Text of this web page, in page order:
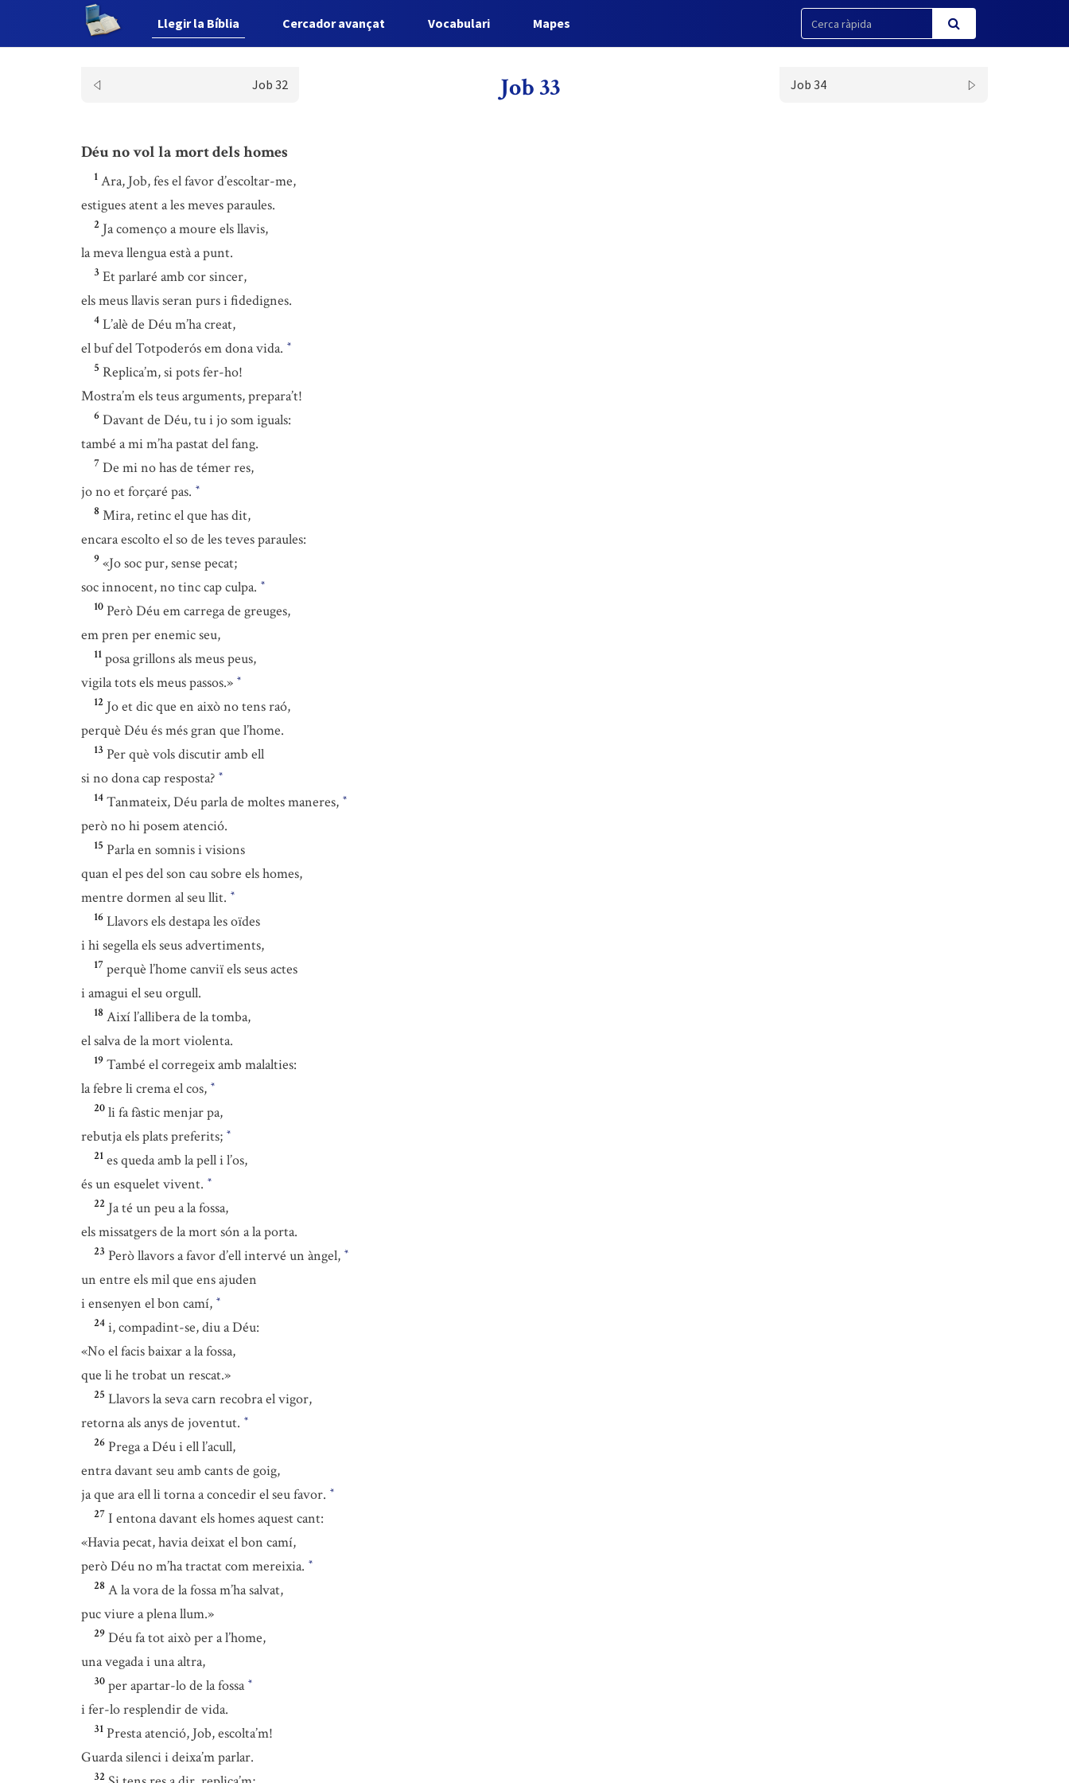
Llegir la Bíblia Cercador avançat Vocabulari Mapes
Job 32 Job 33 Job 34
Déu no vol la mort dels homes
1 Ara, Job, fes el favor d’escoltar-me,
estigues atent a les meves paraules.
2 Ja començo a moure els llavis,
la meva llengua està a punt.
3 Et parlaré amb cor sincer,
els meus llavis seran purs i fidedignes.
4 L’alè de Déu m’ha creat,
el buf del Totpoderós em dona vida. *
5 Replica’m, si pots fer-ho!
Mostra’m els teus arguments, prepara’t!
6 Davant de Déu, tu i jo som iguals:
també a mi m’ha pastat del fang.
7 De mi no has de témer res,
jo no et forçaré pas. *
8 Mira, retinc el que has dit,
encara escolto el so de les teves paraules:
9 «Jo soc pur, sense pecat;
soc innocent, no tinc cap culpa. *
10 Però Déu em carrega de greuges,
em pren per enemic seu,
11 posa grillons als meus peus,
vigila tots els meus passos.» *
12 Jo et dic que en això no tens raó,
perquè Déu és més gran que l’home.
13 Per què vols discutir amb ell
si no dona cap resposta? *
14 Tanmateix, Déu parla de moltes maneres, *
però no hi posem atenció.
15 Parla en somnis i visions
quan el pes del son cau sobre els homes,
mentre dormen al seu llit. *
16 Llavors els destapa les oïdes
i hi segella els seus advertiments,
17 perquè l’home canviï els seus actes
i amagui el seu orgull.
18 Així l’allibera de la tomba,
el salva de la mort violenta.
19 També el corregeix amb malalties:
la febre li crema el cos, *
20 li fa fàstic menjar pa,
rebutja els plats preferits; *
21 es queda amb la pell i l’os,
és un esquelet vivent. *
22 Ja té un peu a la fossa,
els missatgers de la mort són a la porta.
23 Però llavors a favor d’ell intervé un àngel, *
un entre els mil que ens ajuden
i ensenyen el bon camí, *
24 i, compadint-se, diu a Déu:
«No el facis baixar a la fossa,
que li he trobat un rescat.»
25 Llavors la seva carn recobra el vigor,
retorna als anys de joventut. *
26 Prega a Déu i ell l’acull,
entra davant seu amb cants de goig,
ja que ara ell li torna a concedir el seu favor. *
27 I entona davant els homes aquest cant:
«Havia pecat, havia deixat el bon camí,
però Déu no m’ha tractat com mereixia. *
28 A la vora de la fossa m’ha salvat,
puc viure a plena llum.»
29 Déu fa tot això per a l’home,
una vegada i una altra,
30 per apartar-lo de la fossa *
i fer-lo resplendir de vida.
31 Presta atenció, Job, escolta’m!
Guarda silenci i deixa’m parlar.
32